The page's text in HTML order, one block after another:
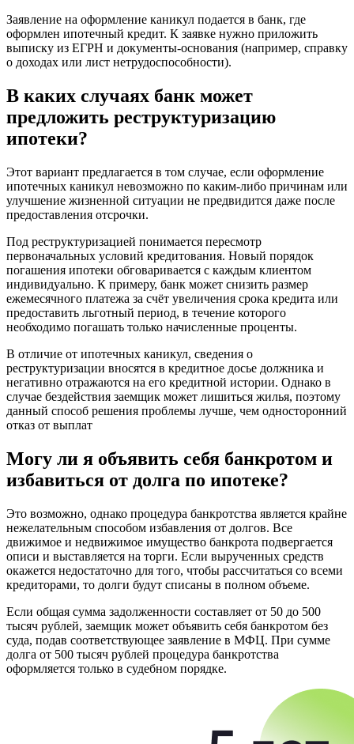
Заявление на оформление каникул подается в банк, где
оформлен ипотечный кредит. К заявке нужно приложить
выписку из ЕГРН и документы-основания (например, справку
о доходах или лист нетрудоспособности).
В каких случаях банк может
предложить реструктуризацию
ипотеки?
Этот вариант предлагается в том случае, если оформление
ипотечных каникул невозможно по каким-либо причинам или
улучшение жизненной ситуации не предвидится даже после
предоставления отсрочки.
Под реструктуризацией понимается пересмотр
первоначальных условий кредитования. Новый порядок
погашения ипотеки обговаривается с каждым клиентом
индивидуально. К примеру, банк может снизить размер
ежемесячного платежа за счёт увеличения срока кредита или
предоставить льготный период, в течение которого
необходимо погашать только начисленные проценты.
В отличие от ипотечных каникул, сведения о
реструктуризации вносятся в кредитное досье должника и
негативно отражаются на его кредитной истории. Однако в
случае бездействия заемщик может лишиться жилья, поэтому
данный способ решения проблемы лучше, чем односторонний
отказ от выплат
Могу ли я объявить себя банкротом и
избавиться от долга по ипотеке?
Это возможно, однако процедура банкротства является крайне
нежелательным способом избавления от долгов. Все
движимое и недвижимое имущество банкрота подвергается
описи и выставляется на торги. Если вырученных средств
окажется недостаточно для того, чтобы рассчитаться со всеми
кредиторами, то долги будут списаны в полном объеме.
Если общая сумма задолженности составляет от 50 до 500
тысяч рублей, заемщик может объявить себя банкротом без
суда, подав соответствующее заявление в МФЦ. При сумме
долга от 500 тысяч рублей процедура банкротства
оформляется только в судебном порядке.